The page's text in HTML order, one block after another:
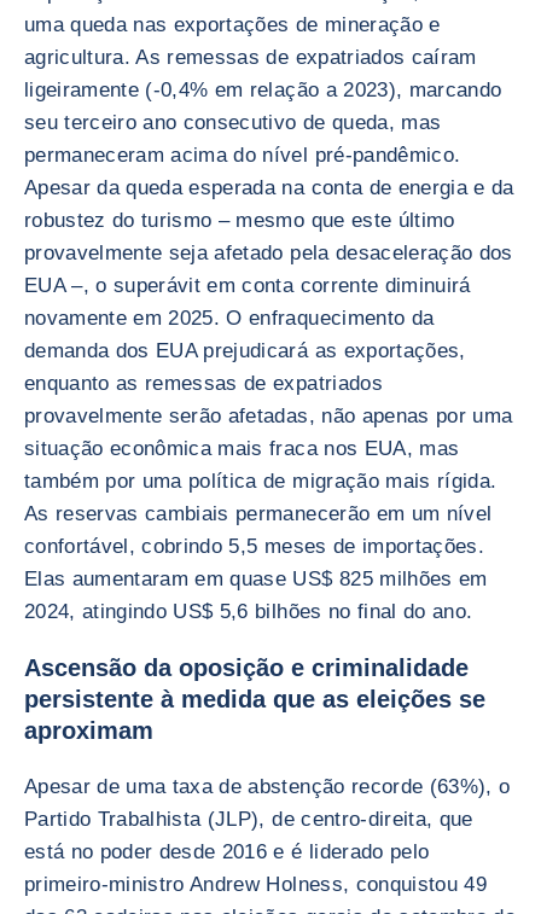
uma queda nas exportações de mineração e
agricultura. As remessas de expatriados caíram
ligeiramente (-0,4% em relação a 2023), marcando
seu terceiro ano consecutivo de queda, mas
permaneceram acima do nível pré-pandêmico.
Apesar da queda esperada na conta de energia e da
robustez do turismo – mesmo que este último
provavelmente seja afetado pela desaceleração dos
EUA –, o superávit em conta corrente diminuirá
novamente em 2025. O enfraquecimento da
demanda dos EUA prejudicará as exportações,
enquanto as remessas de expatriados
provavelmente serão afetadas, não apenas por uma
situação econômica mais fraca nos EUA, mas
também por uma política de migração mais rígida.
As reservas cambiais permanecerão em um nível
confortável, cobrindo 5,5 meses de importações.
Elas aumentaram em quase US$ 825 milhões em
2024, atingindo US$ 5,6 bilhões no final do ano.
Ascensão da oposição e criminalidade
persistente à medida que as eleições se
aproximam
Apesar de uma taxa de abstenção recorde (63%), o
Partido Trabalhista (JLP), de centro-direita, que
está no poder desde 2016 e é liderado pelo
primeiro-ministro Andrew Holness, conquistou 49